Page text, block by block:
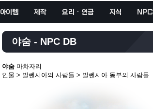
아이템 제작 요리 · 연금 지식 NPC
야숨 - NPC DB
야숨 마차자리
인물 > 발렌시아의 사람들 > 발렌시아 동부의 사람들